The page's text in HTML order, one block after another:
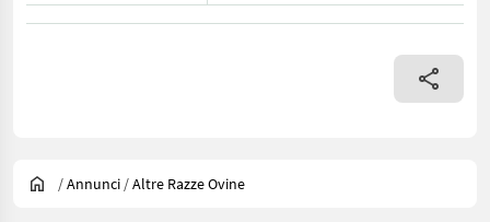
/Annunci /Altre Razze Ovine